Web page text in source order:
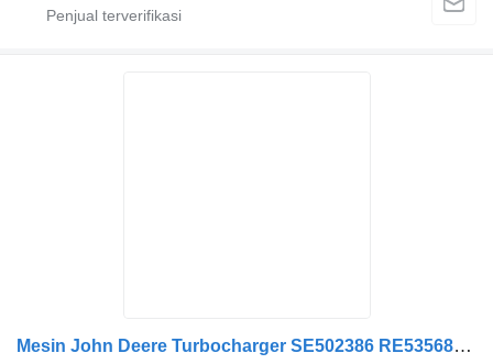
Mesin John Deere Turbocharger SE502386 RE535681 DZ108158